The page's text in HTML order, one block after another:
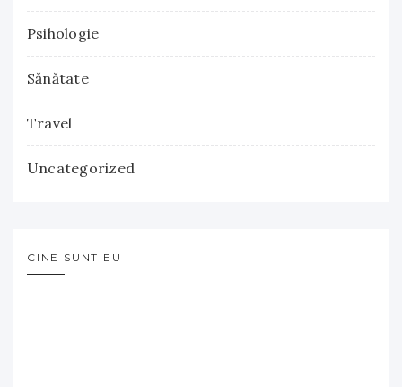
Psihologie
Sănătate
Travel
Uncategorized
CINE SUNT EU